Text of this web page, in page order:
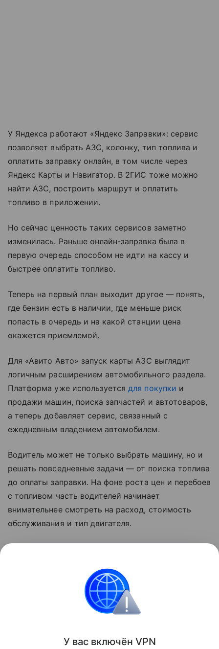
У Яндекса работают «Яндекс Заправки»: сервис
позволяет выбрать АЗС, колонку, тип топлива и
оплатить заправку онлайн, в том числе через
Яндекс Карты и Навигатор. В 2ГИС тоже можно
найти АЗС, построить маршрут и оплатить
топливо в приложении.
Но сейчас ценность таких сервисов заметно
изменилась. Раньше онлайн-заправка была в
первую очередь способом не идти на кассу и
быстрее оплатить топливо.
Теперь на первый план выходит другое — понять,
где бензин есть в наличии, где меньше риск
попасть в очередь и на какой станции цена
окажется приемлемой.
Для «Авито Авто» запуск карты АЗС выглядит
логичным расширением автомобильного раздела.
Платформа уже используетсядля покупки и
продажи машин, поиска запчастей и автотоваров,
а теперь добавляет сервис, связанный с
ежедневным владением автомобилем.
Водитель может не только выбрать машину, но и
решать повседневные задачи — от поиска топлива
до оплаты заправки. На фоне роста цен и перебоев
с топливом часть водителей начинает
внимательнее смотреть на расход, стоимость
обслуживания и тип двигателя.
ориентироваться в ситуации и не ехать на
У вас включён VPN